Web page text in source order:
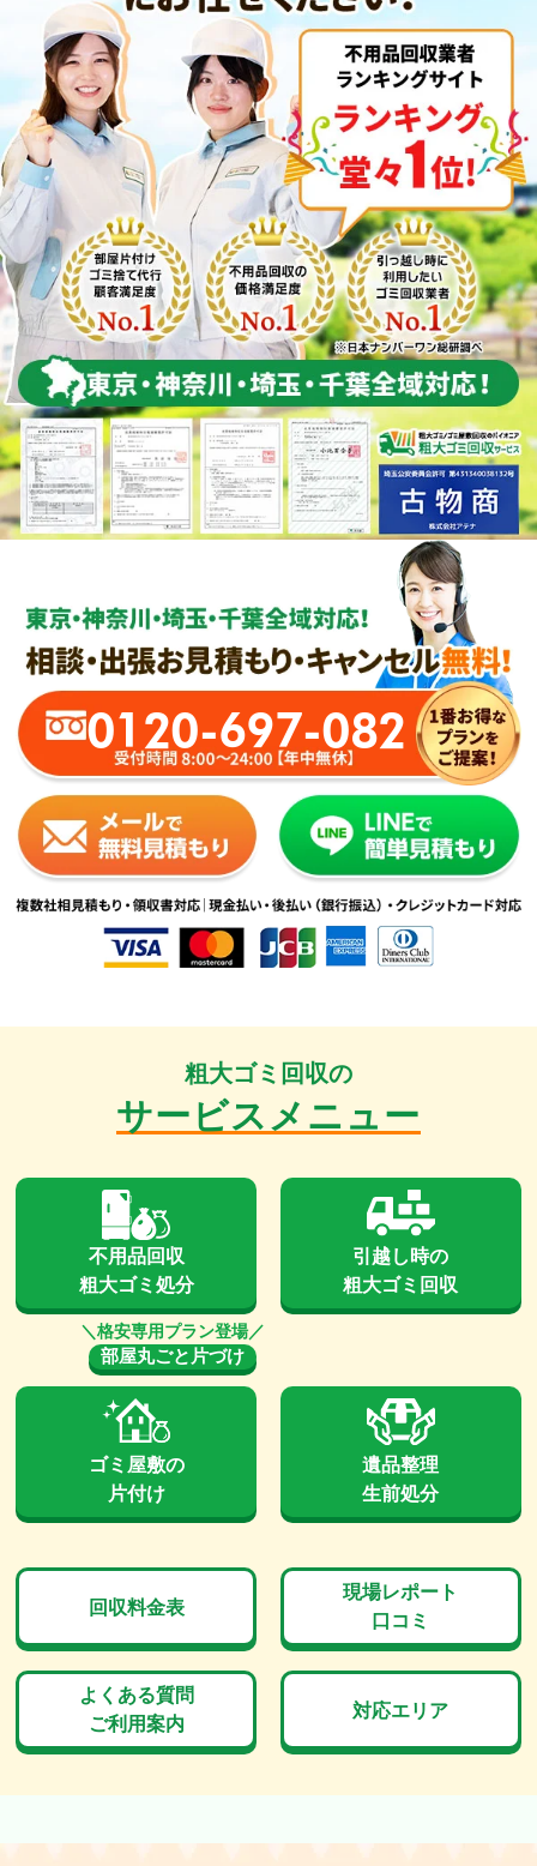
0120-697-082
粗大ゴミ回収の
サービスメニュー
不用品回収
粗大ゴミ処分
引越し時の
粗大ゴミ回収
部屋丸ごと片づけ
ゴミ屋敷の
片付け
遺品整理
生前処分
回収料金表
現場レポート
口コミ
よくある質問
ご利用案内
対応エリア